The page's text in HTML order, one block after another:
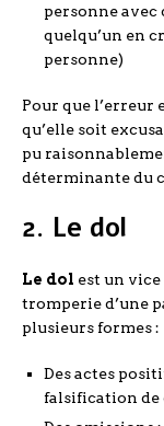
personne avec
quelqu’un en
personne)
Pour que
qu’elle soit
pu
déterminante du
2. Le dol
Le dol est un
tromperie d’une
plusieurs formes :
Des actes
falsification